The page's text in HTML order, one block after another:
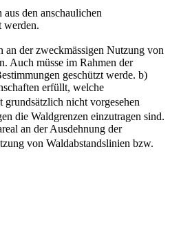
den anschaulichen
werden.
an der zweckmässigen Nutzung von
Auch müsse im Rahmen der
geschützt werde. b)
erfüllt, welche
nicht vorgesehen
die Waldgrenzen einzutragen sind.
an der Ausdehnung der
von Waldabstandslinien bzw.